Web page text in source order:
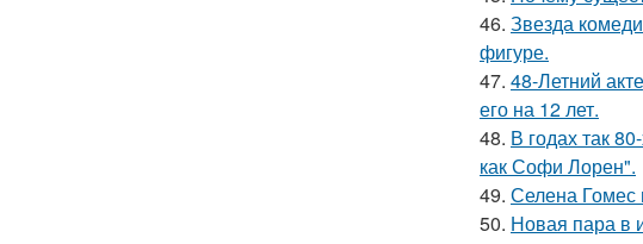
46. Звезда
фигуре.
47. 48-Летний
его на 12 лет.
48. В годах так
как Софи Лорен".
49. Селена Гомес
50. Новая пара в